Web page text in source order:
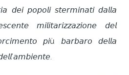
𝘥𝘦𝘪 𝘱𝘰𝘱𝘰𝘭𝘪 𝘴𝘵𝘦𝘳𝘮𝘪𝘯𝘢𝘵𝘪 𝘥𝘢𝘭𝘭𝘢
𝘮𝘪𝘭𝘪𝘵𝘢𝘳𝘪𝘻𝘻𝘢𝘻𝘪𝘰𝘯𝘦 𝘥𝘦𝘭
𝘱𝘪ù 𝘣𝘢𝘳𝘣𝘢𝘳𝘰 𝘥𝘦𝘭𝘭𝘢